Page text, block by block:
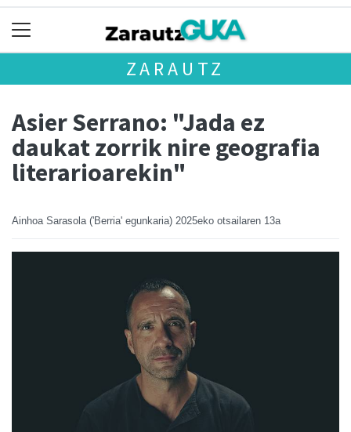
ZARAUTZ
Asier Serrano: "Jada ez
daukat zorrik nire geografia
literarioarekin"
Ainhoa Sarasola ('Berria' egunkaria) 2025eko otsailaren 13a